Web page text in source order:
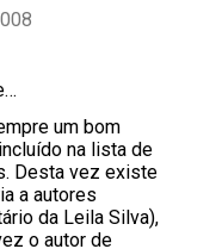
um bom
na lista de
Desta vez existe
a autores
da Leila Silva),
o autor de